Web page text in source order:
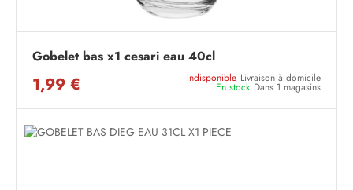
Gobelet bas x1 cesari eau 40cl
1,99 € Indisponible Livraison à domicile
En stock Dans 1 magasins